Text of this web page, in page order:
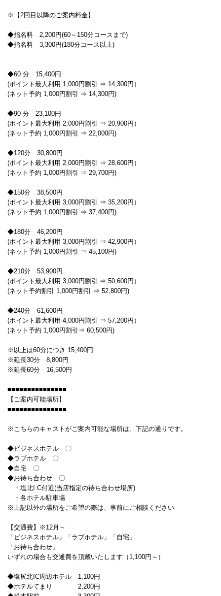
※【2回目以降のご案内料金】
◆指名料 2,200円(60～150分コースまで)
◆指名料 3,300円(180分コース以上)
◆60 分 15,400円
(ポイント最大利用 1,000円割引 ⇒ 14,300円）
(ネット予約 1,000円割引 ⇒ 14,300円)
◆90 分 23,100円
(ポイント最大利用 2,000円割引 ⇒ 20,900円）
(ネット予約 1,000円割引 ⇒ 22,000円)
◆120分 30,800円
(ポイント最大利用 2,000円割引 ⇒ 28,600円）
(ネット予約 1,000円割引 ⇒ 29,700円)
◆150分 38,500円
(ポイント最大利用 3,000円割引 ⇒ 35,200円）
(ネット予約 1,000円割引 ⇒ 37,400円)
◆180分 46,200円
(ポイント最大利用 3,000円割引 ⇒ 42,900円）
(ネット予約 1,000円割引 ⇒ 45,100円)
◆210分 53,900円
(ポイント最大利用 3,000円割引 ⇒ 50,600円）
(ネット予約割引 1,000円割引 ⇒ 52,800円)
◆240分 61,600円
(ポイント最大利用 4,000円割引 ⇒ 57,200円）
(ネット予約 1,000円割引⇒ 60,500円)
※以上は60分につき 15,400円
※延長30分 8,800円
※延長60分 16,500円
■■■■■■■■■■■■■■■
【ご案内可能場所】
■■■■■■■■■■■■■■■
※こちらのキャストがご案内可能な場所は、下記の通りです。
◆ビジネスホテル 〇
◆ラブホテル 〇
◆自宅 〇
◆お待ち合わせ 〇
・塩北I.C付近(当店指定の待ち合わせ場所)
・各ホテル駐車場
※上記以外の場所をご希望の際は、事前にご相談ください
【交通費】※12月～
「ビジネスホテル」「ラブホテル」「自宅」
「お待ち合わせ」
いずれの場合も交通費を頂戴いたします（1,100円～）
◆塩尻北IC周辺ホテル 1,100円
◆ホテルてまり 2,200円